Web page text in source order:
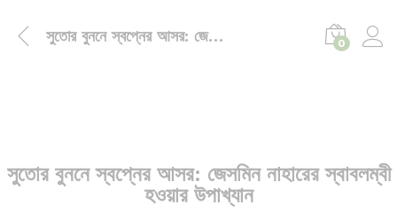
সুতোর বুননে স্বপ্নের আসর: জেসমিন নাহারের স্বাবলম্বী হওয়ার উপাখ্যান 0
সুতোর বুননে স্বপ্নের আসর: জেসমিন নাহারের স্বাবলম্বী
হওয়ার উপাখ্যান